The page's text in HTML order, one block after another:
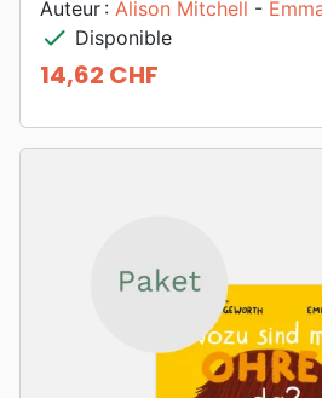
Auteur : Alison Mitchell -
check Disponible
Prix
14,62 CHF